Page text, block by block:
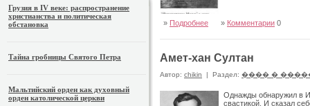
Грузия в IV веке: распространение
христианства и политическая
обстановка
Тайна гробницы Святого Петра
Мальтийский орден как духовный
орден католической церкви
» Подробнее » Комментарии 0
Амет-хан Султан
Автор: chikin | Раздел: ���� �
Однажды обнаружил в
свастикой. И сказал